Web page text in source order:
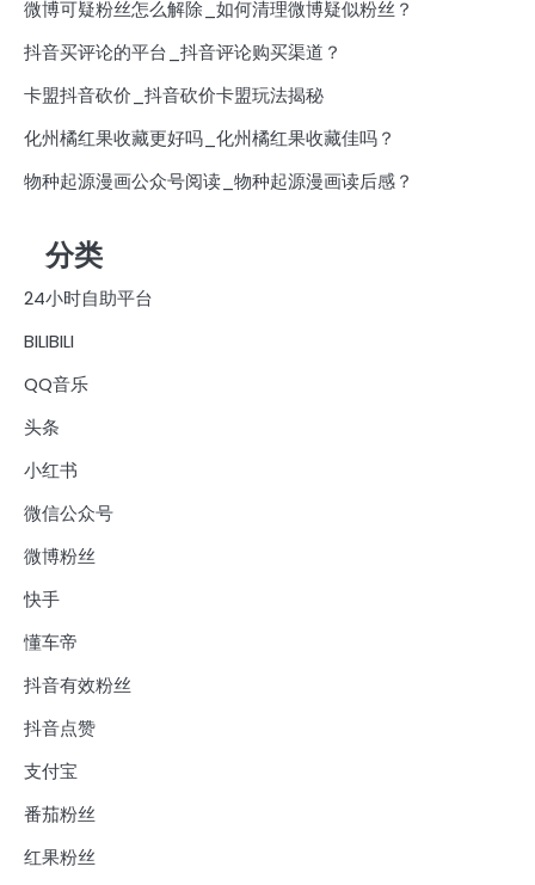
微博可疑粉丝怎么解除_如何清理微博疑似粉丝？
抖音买评论的平台_抖音评论购买渠道？
卡盟抖音砍价_抖音砍价卡盟玩法揭秘
化州橘红果收藏更好吗_化州橘红果收藏佳吗？
物种起源漫画公众号阅读_物种起源漫画读后感？
分类
24小时自助平台
BILIBILI
QQ音乐
头条
小红书
微信公众号
微博粉丝
快手
懂车帝
抖音有效粉丝
抖音点赞
支付宝
番茄粉丝
红果粉丝